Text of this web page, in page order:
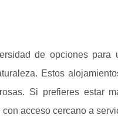
de opciones para
Estos
Si prefieres estar
acceso cercano a